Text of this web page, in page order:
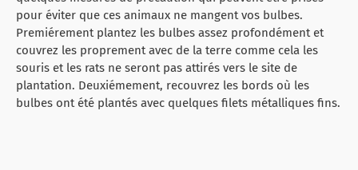
pour éviter que ces animaux ne mangent vos bulbes.
Premiérement plantez les bulbes assez profondément et
couvrez les proprement avec de la terre comme cela les
souris et les rats ne seront pas attirés vers le site de
plantation. Deuxiémement, recouvrez les bords où les
bulbes ont été plantés avec quelques filets métalliques fins.